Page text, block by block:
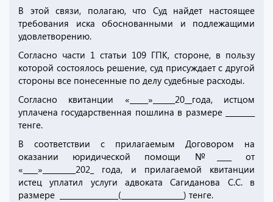
В этой связи, полагаю, что Суд найдет настоящее
требования иска обоснованными и подлежащими
удовлетворению.
Согласно части 1 статьи 109 ГПК, стороне, в пользу
которой состоялось решение, суд присуждает с другой
стороны все понесенные по делу судебные расходы.
Согласно квитанции «_____»______20__года, истцом
уплачена государственная пошлина в размере ________
тенге.
В соответствии с прилагаемым Договором на
оказании юридической помощи №____ от
«____»_________202_ года, и прилагаемой квитанции
истец уплатил услуги адвоката Сагиданова С.С. в
размере ________________(_________________) тенге.